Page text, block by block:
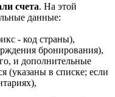
счета. На этой
данные:
- код страны),
бронирования),
и дополнительные
(указаны в списке; если